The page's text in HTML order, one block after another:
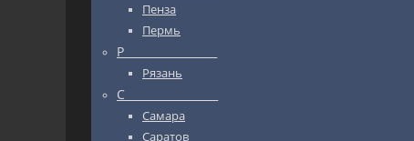
Пенза
Пермь
Р_________________
Рязань
С_________________
Самара
Саратов